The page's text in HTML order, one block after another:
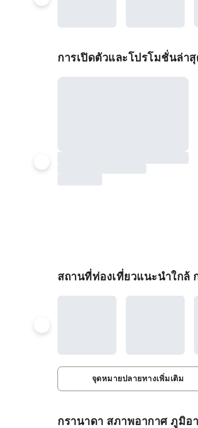
การเปิดตัวและโปรโมชั่นล่า
สถานที่ท่องเที่ยวแนะนำใกล้
จุดหมายปลายทางเพิ่มเติม
กรานาดา สภาพอากาศ ภูมิอ